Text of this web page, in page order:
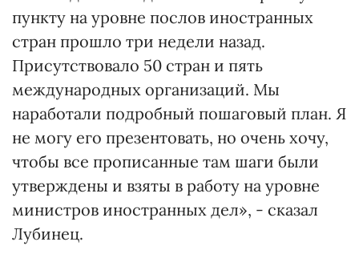
пункту на уровне послов иностранных
стран прошло три недели назад.
Присутствовало 50 стран и пять
международных организаций. Мы
наработали подробный пошаговый план. Я
не могу его презентовать, но очень хочу,
чтобы все прописанные там шаги были
утверждены и взяты в работу на уровне
министров иностранных дел», - сказал
Лубинец.